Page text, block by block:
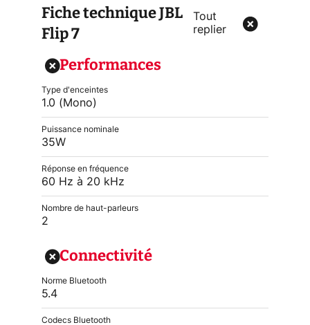
Fiche techniqueJBL
Flip 7
Tout
replier
Performances
Type d'enceintes
1.0 (Mono)
Puissance nominale
35W
Réponse en fréquence
60 Hz à 20 kHz
Nombre de haut-parleurs
2
Connectivité
Norme Bluetooth
5.4
Codecs Bluetooth